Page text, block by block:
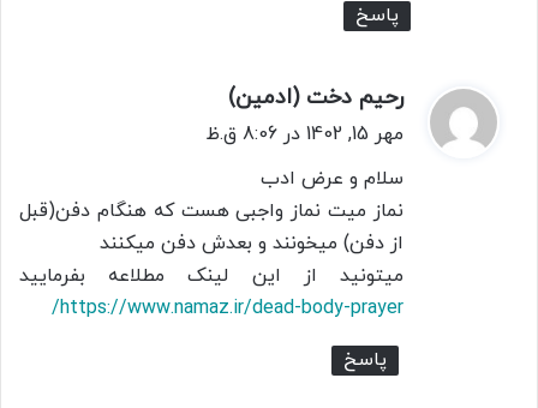
پاسخ
رحیم دخت (ادمین)
ف
مهر 15, 1402 در 8:06 ق.ظ
سلام و عرض ادب
نماز میت نماز واجبی هست که هنگام دفن(قبل
از دفن) میخونند و بعدش دفن میکنند
میتونید از این لینک مطلاعه بفرمایید
https://www.namaz.ir/dead-body-prayer/
پاسخ